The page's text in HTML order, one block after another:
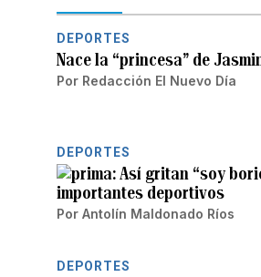
DEPORTES
Nace la “princesa” de
Por Redacción El Nuevo Día
DEPORTES
Así gritan “soy
importantes deportivos
Por Antolín Maldonado Ríos
DEPORTES